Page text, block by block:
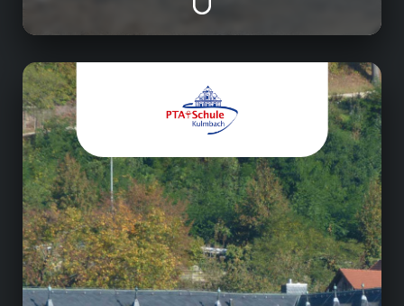
Berufsfachschule
In vier "digitalen Klassenzimmern" vermitteln
wir das notwendige theoretische Fachwissen.
Die Herstellung von Arzneimitteln und das
Prüfen von Ausgangsstoffen werden in
unseren modern ausgestatteten Laboren
geübt. Dabei unterstützen wir natürlich
unsere Schülerinnen und Schüler und legen
besonders viel Wert auf ein gutes Schulklima!